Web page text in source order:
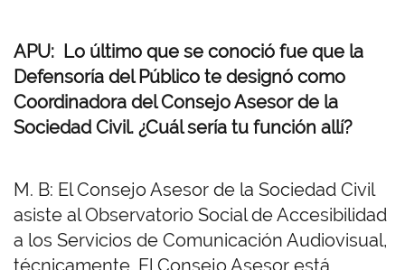
APU: Lo último que se conoció fue que la
Defensoría del Público te designó como
Coordinadora del Consejo Asesor de la
Sociedad Civil. ¿Cuál sería tu función allí?
M. B: El Consejo Asesor de la Sociedad Civil
asiste al Observatorio Social de Accesibilidad
a los Servicios de Comunicación Audiovisual,
técnicamente. El Consejo Asesor está